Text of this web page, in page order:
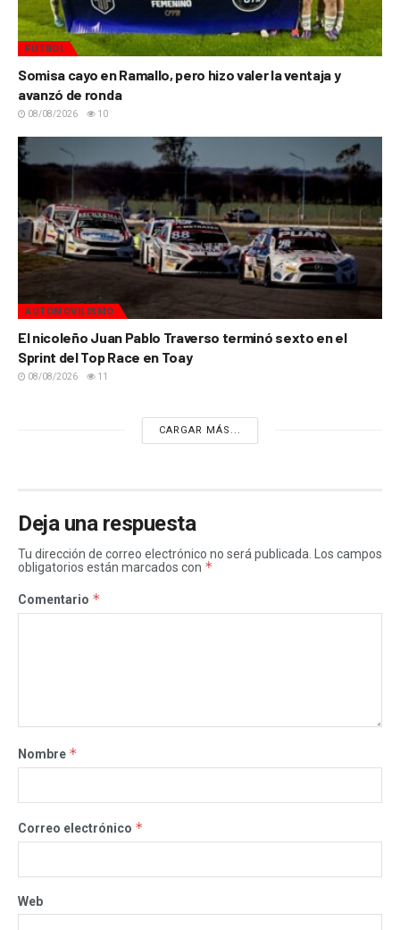
FÚTBOL
Somisa cayo en Ramallo, pero hizo valer la ventaja y
avanzó de ronda
08/08/2026 10
AUTOMOVILISMO
El nicoleño Juan Pablo Traverso terminó sexto en el
Sprint del Top Race en Toay
08/08/2026 11
CARGAR MÁS...
Deja una respuesta
Tu dirección de correo electrónico no será publicada.
Los campos
obligatorios están marcados con *
Comentario *
Nombre *
Correo electrónico *
Web